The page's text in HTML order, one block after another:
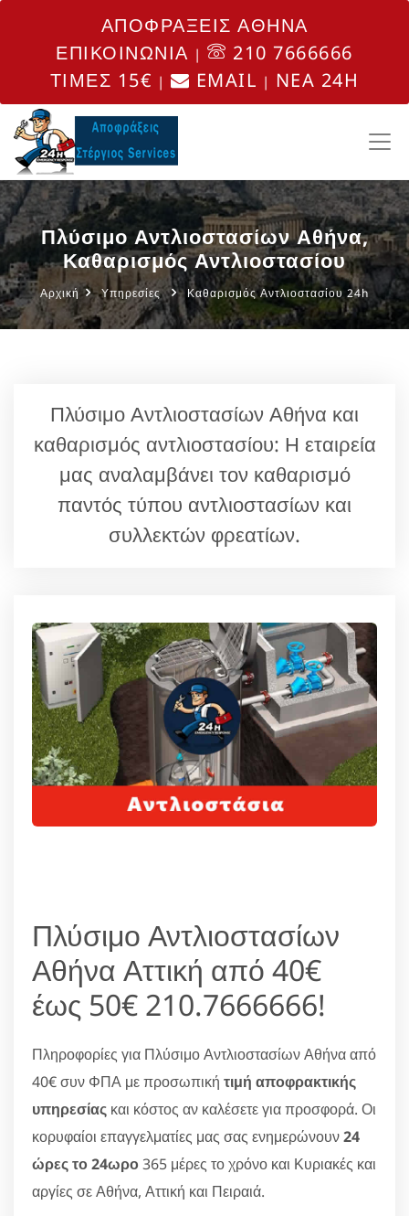
ΑΠΟΦΡΑΞΕΙΣ ΑΘΗΝΑ
ΕΠΙΚΟΙΝΩΝΙΑ |
210 7666666
ΤΙΜΕΣ 15€ | EMAIL | NEA 24H
Πλύσιμο Αντλιοστασίων Αθήνα,
Καθαρισμός Αντλιοστασίου
Αρχική Υπηρεσίες Καθαρισμός Αντλιοστασίου 24h
Πλύσιμο Αντλιοστασίων Αθήνα και
καθαρισμός αντλιοστασίου: Η εταιρεία
μας αναλαμβάνει τον καθαρισμό
παντός τύπου αντλιοστασίων και
συλλεκτών φρεατίων.
Πλύσιμο Αντλιοστασίων
Αθήνα Αττική από 40€
έως 50€ 210.7666666!
Πληροφορίες για Πλύσιμο Αντλιοστασίων Αθήνα από
40€ συν ΦΠΑ με προσωπική τιμή αποφρακτικής
υπηρεσίας και κόστος αν καλέσετε για προσφορά. Οι
κορυφαίοι επαγγελματίες μας σας ενημερώνουν24
ώρες το 24ωρο365 μέρες το χρόνο και Κυριακές και
αργίες σε Αθήνα, Αττική και Πειραιά.